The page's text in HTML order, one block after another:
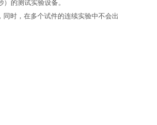
的测试实验设备。
时，在多个试件的连续实验中不会出